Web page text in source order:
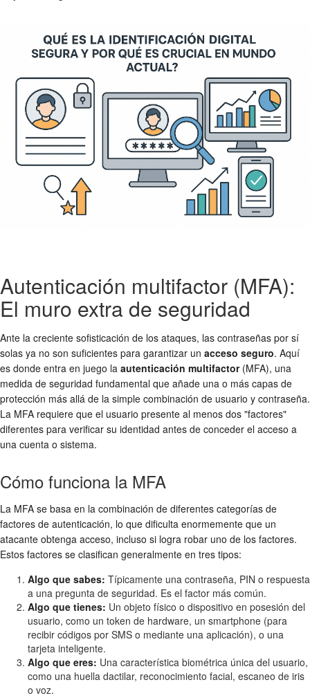
Autenticación multifactor (MFA):
El muro extra de seguridad
Ante la creciente sofisticación de los ataques, las contraseñas por sí
solas ya no son suficientes para garantizar un acceso seguro. Aquí
es donde entra en juego la autenticación multifactor(MFA), una
medida de seguridad fundamental que añade una o más capas de
protección más allá de la simple combinación de usuario y contraseña.
La MFA requiere que el usuario presente al menos dos "factores"
diferentes para verificar su identidad antes de conceder el acceso a
una cuenta o sistema.
Cómo funciona la MFA
La MFA se basa en la combinación de diferentes categorías de
factores de autenticación, lo que dificulta enormemente que un
atacante obtenga acceso, incluso si logra robar uno de los factores.
Estos factores se clasifican generalmente en tres tipos:
Algo que sabes: Típicamente una contraseña, PIN o respuesta
a una pregunta de seguridad. Es el factor más común.
Algo que tienes: Un objeto físico o dispositivo en posesión del
usuario, como un token de hardware, un smartphone (para
recibir códigos por SMS o mediante una aplicación), o una
tarjeta inteligente.
Algo que eres: Una característica biométrica única del usuario,
como una huella dactilar, reconocimiento facial, escaneo de iris
o voz.